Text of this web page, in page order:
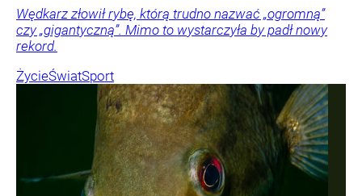
Wędkarz złowił rybę, którą trudno nazwać „ogromną”
czy „gigantyczną”. Mimo to wystarczyła by padł nowy
rekord.
ŻycieŚwiatSport